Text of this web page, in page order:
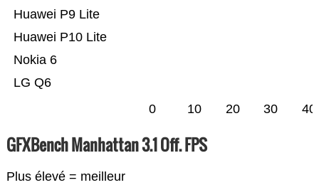
LG Q6
Nokia 6
Huawei P10 Lite
Huawei P9 Lite
0 10 20 30 40
GFXBench Manhattan 3.1 Off. FPS
Plus élevé = meilleur